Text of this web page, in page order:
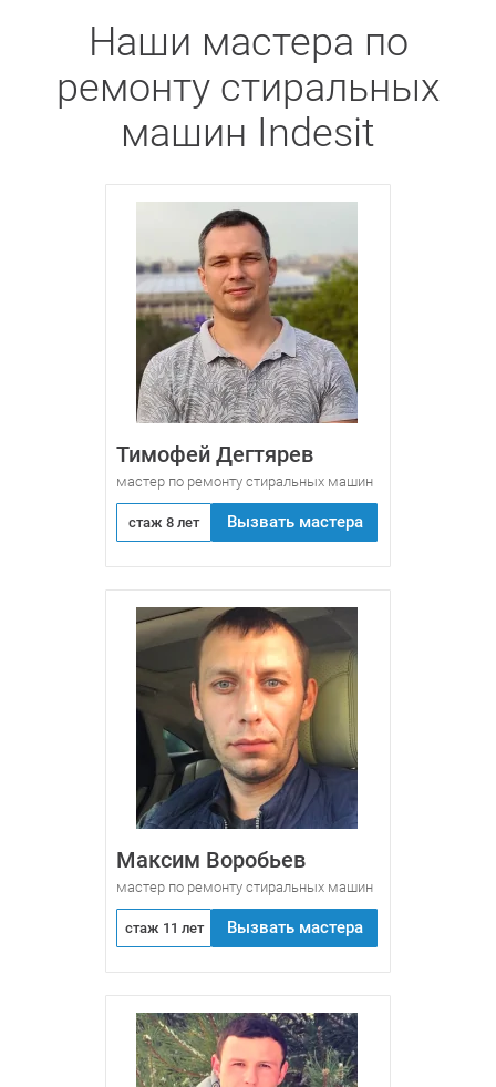
Наши мастера по
ремонту стиральных
машин Indesit
Тимофей Дегтярев
мастер по ремонту стиральных машин
стаж 8 лет Вызвать мастера
Максим Воробьев
мастер по ремонту стиральных машин
стаж 11 лет Вызвать мастера